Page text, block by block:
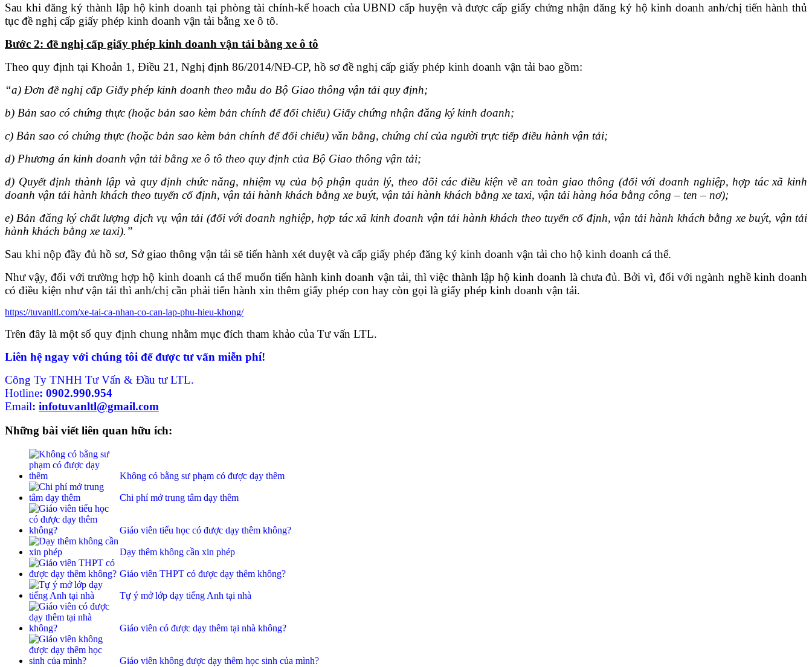
Sau khi đăng ký thành lập hộ kinh doanh tại phòng tài chính-kế hoach của UBND cấp huyện và được cấp giấy chứng nhận đăng ký hộ kinh doanh anh/chị tiến hành thủ
tục đề nghị cấp giấy phép kinh doanh vận tải bằng xe ô tô.
Bước 2: đề nghị cấp giấy phép kinh doanh vận tải bằng xe ô tô
Theo quy định tại Khoản 1, Điều 21, Nghị định 86/2014/NĐ-CP, hồ sơ đề nghị cấp giấy phép kinh doanh vận tải bao gồm:
“a) Đơn đề nghị cấp Giấy phép kinh doanh theo mẫu do Bộ Giao thông vận tải quy định;
b) Bản sao có chứng thực (hoặc bản sao kèm bản chính để đối chiếu) Giấy chứng nhận đăng ký kinh doanh;
c) Bản sao có chứng thực (hoặc bản sao kèm bản chính để đối chiếu) văn bằng, chứng chỉ của người trực tiếp điều hành vận tải;
d) Phương án kinh doanh vận tải bằng xe ô tô theo quy định của Bộ Giao thông vận tải;
đ) Quyết định thành lập và quy định chức năng, nhiệm vụ của bộ phận quản lý, theo dõi các điều kiện về an toàn giao thông (đối với doanh nghiệp, hợp tác xã kinh
doanh vận tải hành khách theo tuyến cố định, vận tải hành khách bằng xe buýt, vận tải hành khách bằng xe taxi, vận tải hàng hóa bằng công – ten – nơ);
e) Bản đăng ký chất lượng dịch vụ vận tải (đối với doanh nghiệp, hợp tác xã kinh doanh vận tải hành khách theo tuyến cố định, vận tải hành khách bằng xe buýt, vận tải
hành khách bằng xe taxi).”
Sau khi nộp đầy đủ hồ sơ, Sở giao thông vận tải sẽ tiến hành xét duyệt và cấp giấy phép đăng ký kinh doanh vận tải cho hộ kinh doanh cá thể.
Như vậy, đối với trường hợp hộ kinh doanh cá thể muốn tiến hành kinh doanh vận tải, thì việc thành lập hộ kinh doanh là chưa đủ. Bởi vì, đối với ngành nghề kinh doanh
có điều kiện như vận tải thì anh/chị cần phải tiến hành xin thêm giấy phép con hay còn gọi là giấy phép kinh doanh vận tải.
https://tuvanltl.com/xe-tai-ca-nhan-co-can-lap-phu-hieu-khong/
Trên đây là một số quy định chung nhằm mục đích tham khảo của Tư vấn LTL.
Liên hệ ngay với chúng tôi để được tư vấn miễn phí!
Công Ty TNHH Tư Vấn & Đầu tư LTL.
Hotline: 0902.990.954
Email: infotuvanltl@gmail.com
Những bài viết liên quan hữu ích:
Không có bằng sư phạm có được dạy thêm
Chi phí mở trung tâm dạy thêm
Giáo viên tiểu học có được dạy thêm không?
Dạy thêm không cần xin phép
Giáo viên THPT có được dạy thêm không?
Tự ý mở lớp dạy tiếng Anh tại nhà
Giáo viên có được dạy thêm tại nhà không?
Giáo viên không được dạy thêm học sinh của mình?